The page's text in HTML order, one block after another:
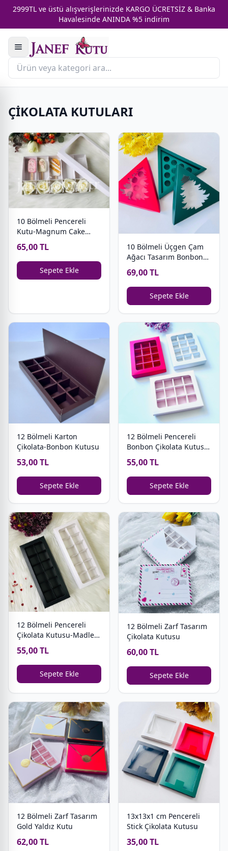
2999TL ve üstü alışverişlerinizde KARGO ÜCRETSİZ & Banka
Havalesinde ANINDA %5 indirim
ÇİKOLATA KUTULARI
10 Bölmeli Pencereli
Kutu-Magnum Cake
Kutusu
65,00 TL
Sepete Ekle
10 Bölmeli Üçgen Çam
Ağacı Tasarım Bonbon
Çikolata Kutusu
69,00 TL
Sepete Ekle
12 Bölmeli Karton
Çikolata-Bonbon Kutusu
53,00 TL
Sepete Ekle
12 Bölmeli Pencereli
Bonbon Çikolata Kutusu-
YENİ
55,00 TL
Sepete Ekle
12 Bölmeli Pencereli
Çikolata Kutusu-Madlen
55,00 TL
Sepete Ekle
12 Bölmeli Zarf Tasarım
Çikolata Kutusu
60,00 TL
Sepete Ekle
12 Bölmeli Zarf Tasarım
Gold Yaldız Kutu
62,00 TL
13x13x1 cm Pencereli
Stick Çikolata Kutusu
35,00 TL